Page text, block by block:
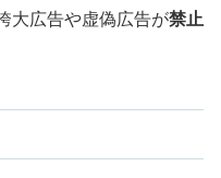
大広告や虚偽広告が禁止